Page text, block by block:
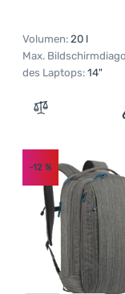
Volumen: 20 l
Max.
des Laptops: 14"
Zum Vergleich
-12 %